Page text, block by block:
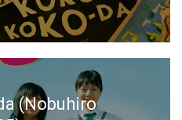
(Nobuhiro